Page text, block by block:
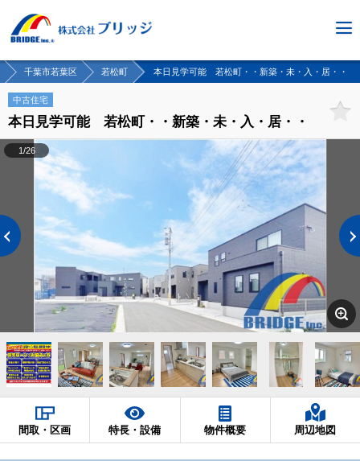
千葉市若葉区 若松町 本日見学可能 若松町・・新築・未・入・居・・
中古住宅
本日見学可能 若松町・・新築・未・入・居・・
1/26
間取・区画 特長・設備 物件概要 周辺地図